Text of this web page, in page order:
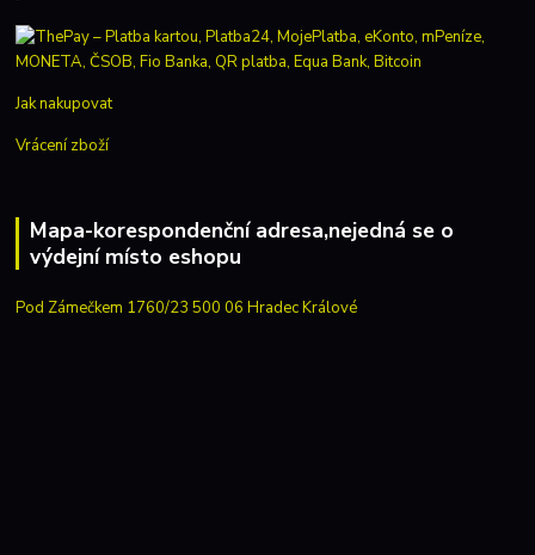
Jak nakupovat
Vrácení zboží
Mapa-korespondenční adresa,nejedná se o
výdejní místo eshopu
Pod Zámečkem 1760/23 500 06 Hradec Králové